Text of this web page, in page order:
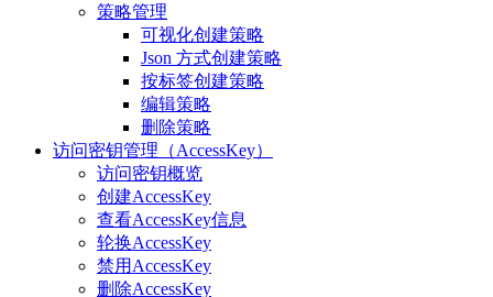
策略管理
可视化创建策略
Json 方式创建策略
按标签创建策略
编辑策略
删除策略
访问密钥管理（AccessKey）
访问密钥概览
创建AccessKey
查看AccessKey信息
轮换AccessKey
禁用AccessKey
删除AccessKey